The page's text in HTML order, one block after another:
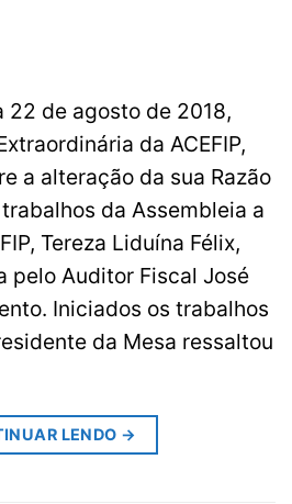
22 de agosto de 2018,
da ACEFIP,
a alteração da sua Razão
da Assembleia a
Tereza Liduína Félix,
pelo Auditor Fiscal José
Iniciados os trabalhos
da Mesa ressaltou
LENDO →